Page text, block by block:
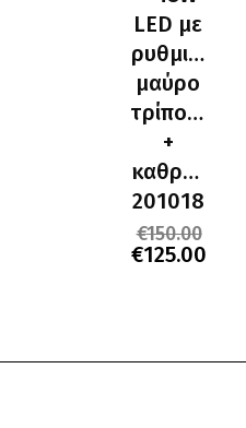
LED με
ρυθμιζόμενο
μαύρο
τρίποδο
+
καθρέπτη
201018
€150.00
Original
€125.00